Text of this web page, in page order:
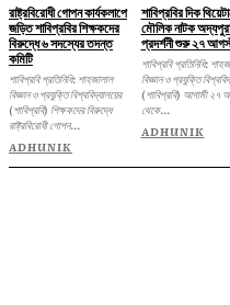
রাষ্ট্রবিরোধী গোপন কার্যকলাপে
জড়িত শাবিপ্রবির শিক্ষকদের
বিরুদ্ধে ৬ সদস্যের তদন্ত
কমিটি
শাবিপ্রবি প্রতিনিধি: শাহজালাল
বিজ্ঞান ও প্রযুক্তি বিশ্ববিদ্যালয়ের
(শাবিপ্রবি) শিক্ষকদের বিরুদ্ধে
রাষ্ট্রবিরোধী গোপন...
ADHUNIK
শাবিপ্রবির দিক
মৌলিক নাটক
প্রদর্শনী শুরু ২৭
শাবিপ্রবি প্রতিনিধি: শাহজালাল
বিজ্ঞান ও প্রযুক্তি
(শাবিপ্রবি) আগামী ২৭
থেকে...
ADHUNIK